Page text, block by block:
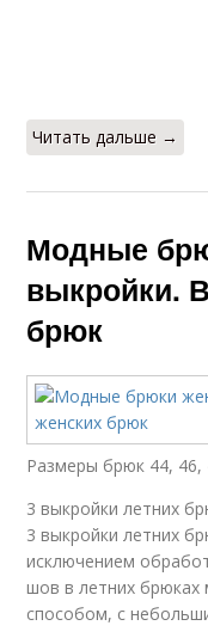
Читать дальше →
Модные
выкройки.
брюк
Размеры брюк 44, 46,
3 выкройки летних
3 выкройки летних
исключением
шов в летних
способом, с